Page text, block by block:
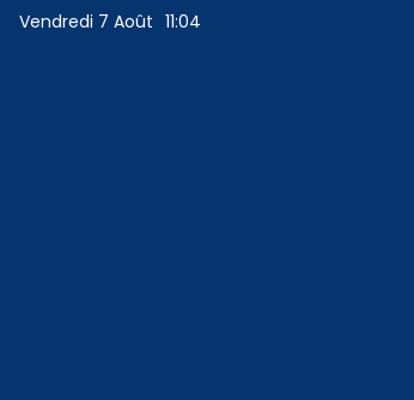
Vendredi 7 Août 11:04